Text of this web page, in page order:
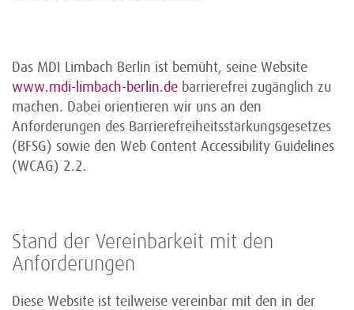
Das MDI Limbach Berlin ist bemüht, seine Website
www.mdi-limbach-berlin.de barrierefrei zugänglich zu
machen. Dabei orientieren wir uns an den
Anforderungen des Barrierefreiheitsstärkungsgesetzes
(BFSG) sowie den Web Content Accessibility Guidelines
(WCAG) 2.2.
Stand der Vereinbarkeit mit den
Anforderungen
Diese Website ist teilweise vereinbar mit den in der